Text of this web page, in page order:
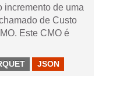
incremento de uma
de Custo
Este CMO é
JSON